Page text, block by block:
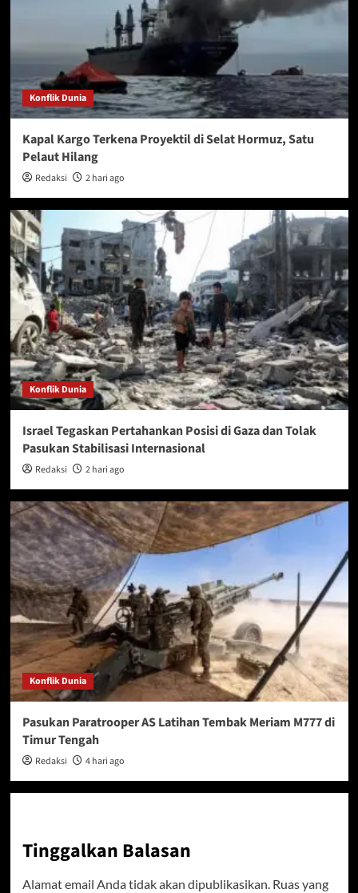
Konflik Dunia
Kapal Kargo Terkena Proyektil di Selat Hormuz, Satu
Pelaut Hilang
Redaksi 2 hari ago
Konflik Dunia
Israel Tegaskan Pertahankan Posisi di Gaza dan Tolak
Pasukan Stabilisasi Internasional
Redaksi 2 hari ago
Konflik Dunia
Pasukan Paratrooper AS Latihan Tembak Meriam M777 di
Timur Tengah
Redaksi 4 hari ago
Tinggalkan Balasan
Alamat email Anda tidak akan dipublikasikan. Ruas yang